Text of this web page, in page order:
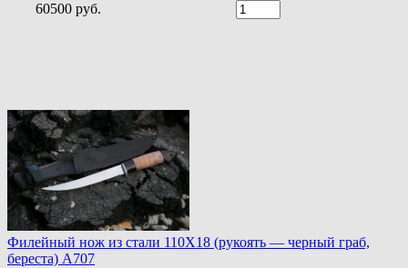
60500 руб.
Филейный нож из стали 110Х18 (рукоять — черный граб,
береста) A707